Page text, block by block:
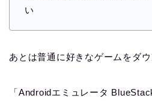
い
あとは普通に好きなゲームをダ
「Androidエミュレータ